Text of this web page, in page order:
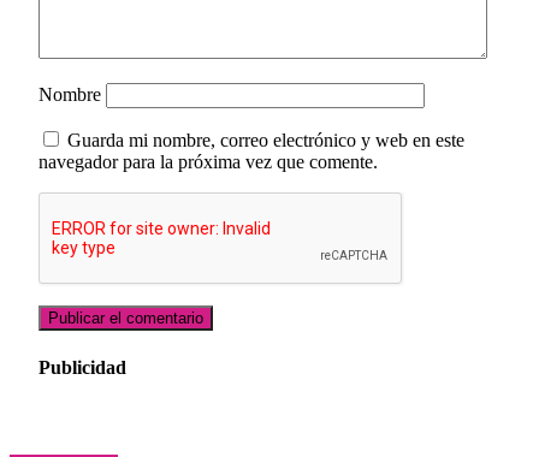
Nombre
Guarda mi nombre, correo electrónico y web en este
navegador para la próxima vez que comente.
Publicidad